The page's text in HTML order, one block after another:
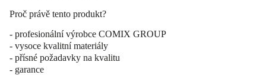
Proč právě tento produkt?
- profesionální výrobce COMIX GROUP
- vysoce kvalitní materiály
- přísné požadavky na kvalitu
- garance